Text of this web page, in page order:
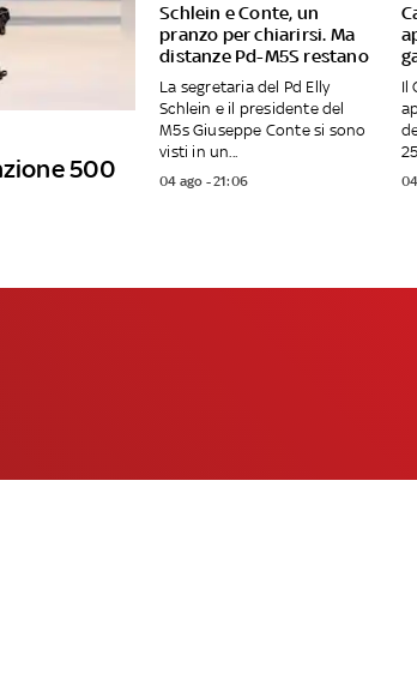
500
Schlein e Conte, un
pranzo per chiarirsi. Ma
distanze Pd-M5S restano
La segretaria del Pd Elly
Schlein e il presidente del
M5s Giuseppe Conte si sono
visti in un...
04 ago - 21:06
Il